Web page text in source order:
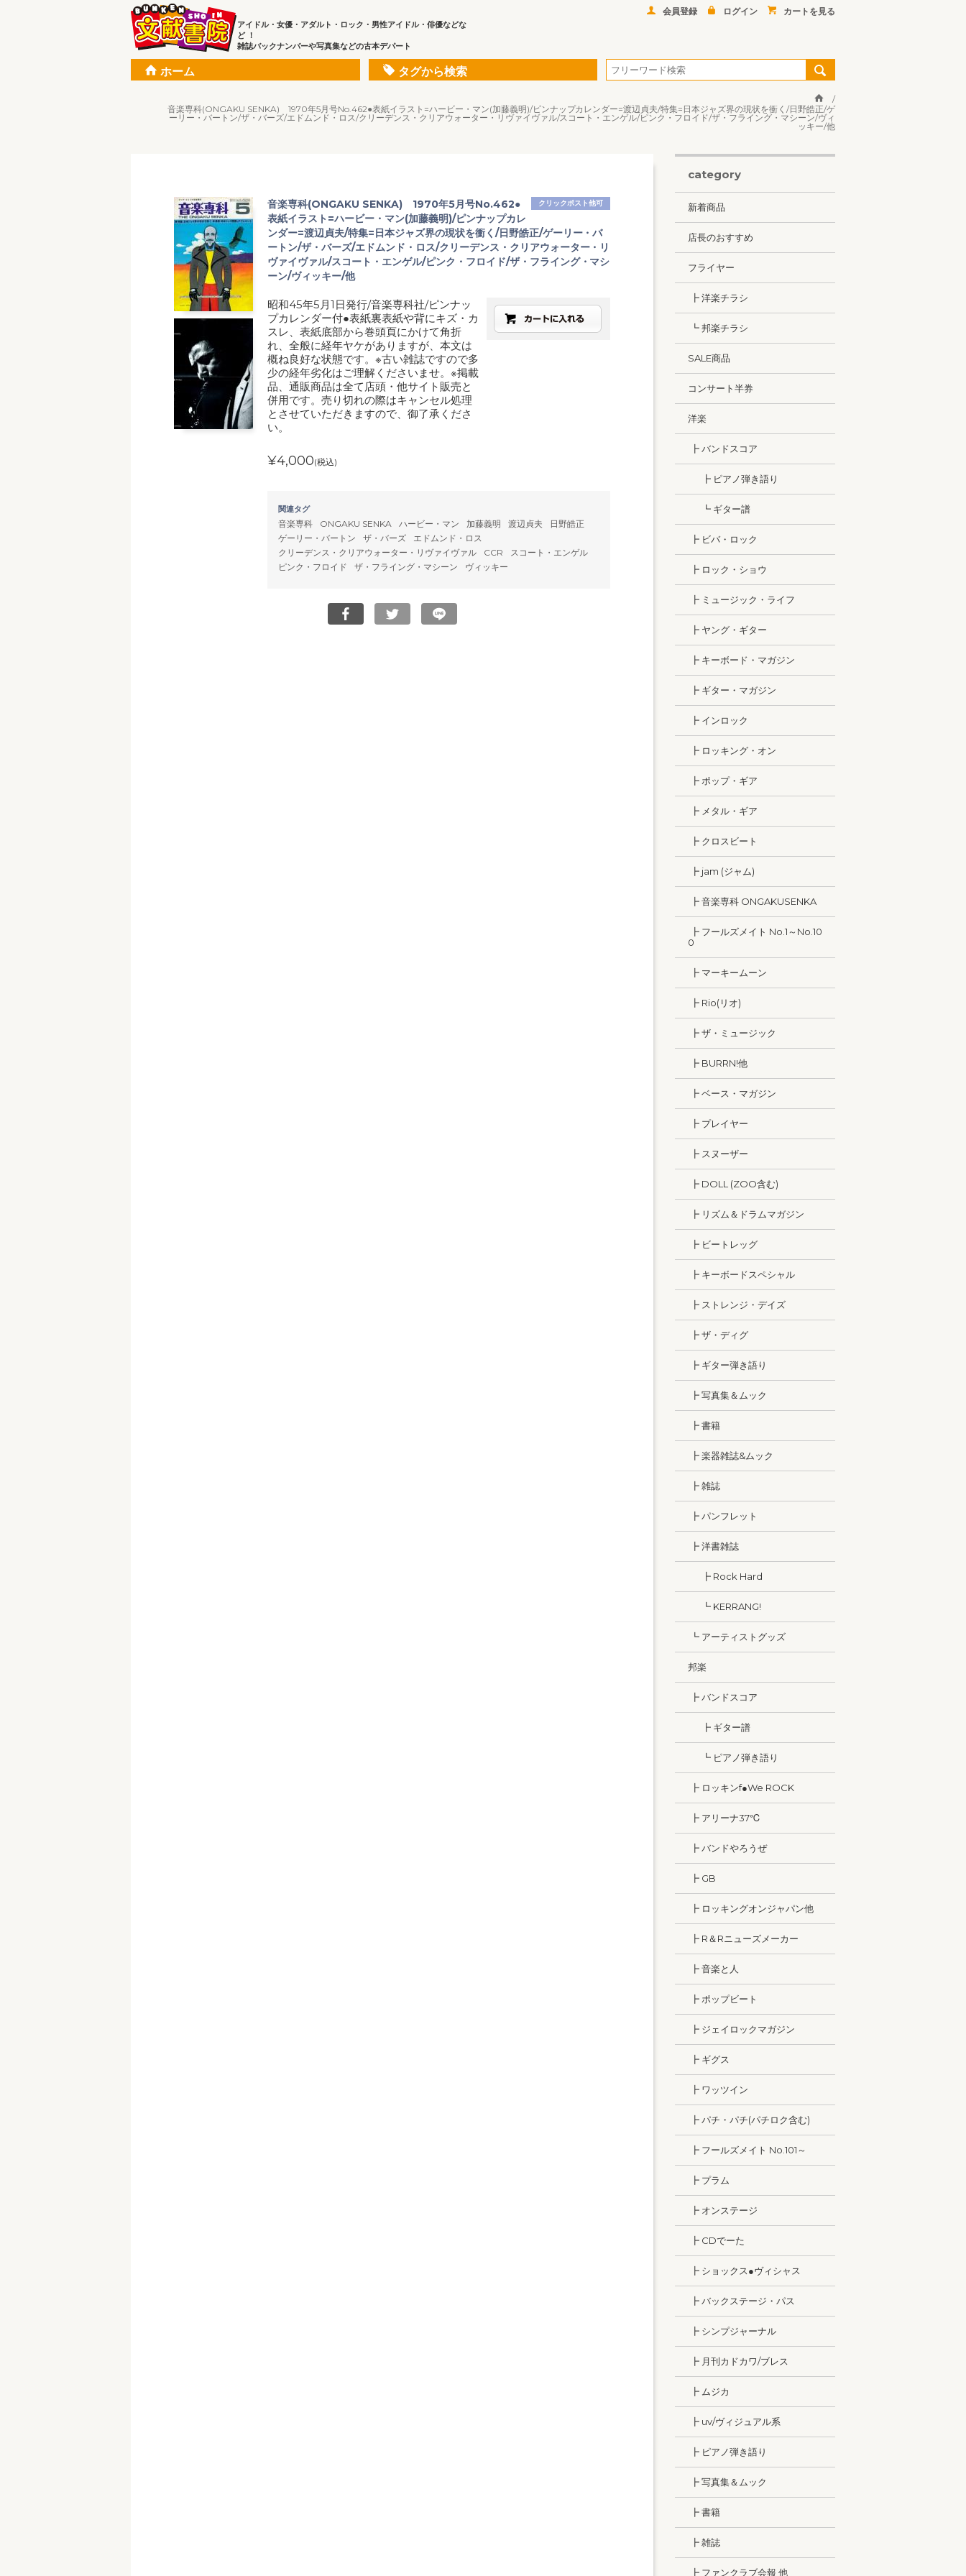
アイドル・女優・アダルト・ロック・男性アイドル・俳優などな
ど ！
雑誌バックナンバーや写真集などの古本デパート
会員登録 ログイン カートを見る
ホーム タグから検索
音楽専科(ONGAKU SENKA) 1970年5月号No.462●表紙イラスト=ハービー・マン(加藤義明)/ピンナップカレンダー=渡辺貞夫/特集=日本ジャズ界の現状を衝く/日野皓正/ゲ
ーリー・バートン/ザ・バーズ/エドムンド・ロス/クリーデンス・クリアウォーター・リヴァイヴァル/スコート・エンゲル/ピンク・フロイド/ザ・フライング・マシーン/ヴィ
ッキー/他
クリックポスト他可
音楽専科(ONGAKU SENKA) 1970年5月号No.462●
表紙イラスト=ハービー・マン(加藤義明)/ピンナップカレ
ンダー=渡辺貞夫/特集=日本ジャズ界の現状を衝く/日野皓正/ゲーリー・バ
ートン/ザ・バーズ/エドムンド・ロス/クリーデンス・クリアウォーター・リ
ヴァイヴァル/スコート・エンゲル/ピンク・フロイド/ザ・フライング・マシ
ーン/ヴィッキー/他
昭和45年5月1日発行/音楽専科社/ピンナッ
プカレンダー付●表紙裏表紙や背にキズ・カ
スレ、表紙底部から巻頭頁にかけて角折
れ、全般に経年ヤケがありますが、本文は
概ね良好な状態です。※古い雑誌ですので多
少の経年劣化はご理解くださいませ。※掲載
品、通販商品は全て店頭・他サイト販売と
併用です。売り切れの際はキャンセル処理
とさせていただきますので、御了承くださ
い。
¥4,000(税込)
関連タグ
音楽専科 ONGAKU SENKA ハービー・マン 加藤義明 渡辺貞夫
日野皓正
ゲーリー・バートン
ザ・バーズ
エドムンド・ロス
クリーデンス・クリアウォーター・リヴァイヴァル
CCR
スコート・エンゲル
ピンク・フロイド
ザ・フライング・マシーン ヴィッキー
category
新着商品
店長のおすすめ
フライヤー
┣ 洋楽チラシ
┗ 邦楽チラシ
SALE商品
コンサート半券
洋楽
┣ バンドスコア
┣ ピアノ弾き語り
┗ ギター譜
┣ ビバ・ロック
┣ ロック・ショウ
┣ ミュージック・ライフ
┣ ヤング・ギター
┣ キーボード・マガジン
┣ ギター・マガジン
┣ インロック
┣ ロッキング・オン
┣ ポップ・ギア
┣ メタル・ギア
┣ クロスビート
┣ jam (ジャム)
┣ 音楽専科 ONGAKUSENKA
┣ フールズメイト No.1～No.10
0
┣ マーキームーン
┣ Rio(リオ)
┣ ザ・ミュージック
┣ BURRN!他
┣ ベース・マガジン
┣ プレイヤー
┣ スヌーザー
┣ DOLL (ZOO含む)
┣ リズム＆ドラムマガジン
┣ ビートレッグ
┣ キーボードスペシャル
┣ ストレンジ・デイズ
┣ ザ・ディグ
┣ ギター弾き語り
┣ 写真集＆ムック
┣ 書籍
┣ 楽器雑誌&ムック
┣ 雑誌
┣ パンフレット
┣ 洋書雑誌
┣ Rock Hard
┗ KERRANG!
┗ アーティストグッズ
邦楽
┣ バンドスコア
┣ ギター譜
┗ ピアノ弾き語り
┣ ロッキンf●We ROCK
┣ アリーナ37℃
┣ バンドやろうぜ
┣ GB
┣ ロッキングオンジャパン他
┣ R＆Rニューズメーカー
┣ 音楽と人
┣ ポップビート
┣ ジェイロックマガジン
┣ ギグス
┣ ワッツイン
┣ パチ・パチ(パチロク含む)
┣ フールズメイト No.101～
┣ プラム
┣ オンステージ
┣ CDでーた
┣ ショックス●ヴィシャス
┣ バックステージ・パス
┣ シンプジャーナル
┣ 月刊カドカワ/ブレス
┣ ムジカ
┣ uv/ヴィジュアル系
┣ ピアノ弾き語り
┣ 写真集＆ムック
┣ 書籍
┣ 雑誌
┣ ファンクラブ会報 他